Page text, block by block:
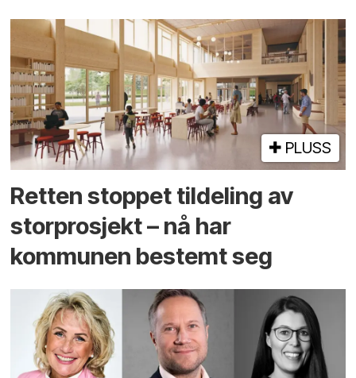
PLUSS
Retten stoppet tildeling av
storprosjekt – nå har
kommunen bestemt seg